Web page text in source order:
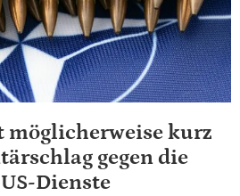
möglicherweise kurz
gegen die
Dienste